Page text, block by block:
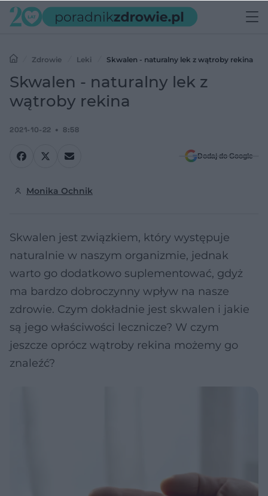
Zdrowie Leki Skwalen - naturalny lek z wątroby rekina
Skwalen - naturalny lek z
wątroby rekina
2021-10-22 8:58
Dodaj do Google
Monika Ochnik
Skwalen jest związkiem, który występuje
naturalnie w naszym organizmie, jednak
warto go dodatkowo suplementować, gdyż
ma bardzo dobroczynny wpływ na nasze
zdrowie. Czym dokładnie jest skwalen i jakie
są jego właściwości lecznicze? W czym
jeszcze oprócz wątroby rekina możemy go
znaleźć?